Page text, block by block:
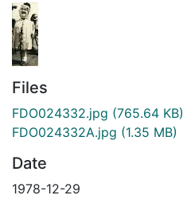
Files
FDO024332.jpg (765.64 KB)
FDO024332A.jpg (1.35 MB)
Date
1978-12-29